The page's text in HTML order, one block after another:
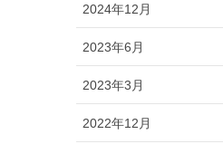
2024年12月
2023年6月
2023年3月
2022年12月